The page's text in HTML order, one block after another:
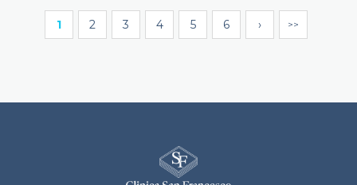
Paginazione
Pagina attuale
1 Page
2 Page
3 Page
4 Page
5 Page
6 Pagina
› Ultima
»